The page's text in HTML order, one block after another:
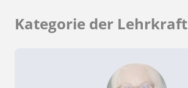
Kategorie der Lehrkraft